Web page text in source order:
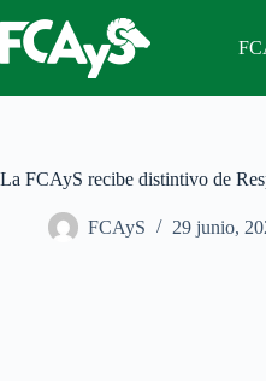
al
contenido
La FCAyS recibe distintivo de
FCAyS 29 junio,